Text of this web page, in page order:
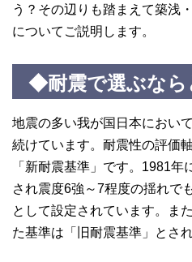
う？その辺りも踏まえて築浅
についてご説明します。
◆耐震で選ぶなら
地震の多い我が国日本におい
続けています。耐震性の評価
「新耐震基準」です。1981
され震度6強～7程度の揺れで
として設定されています。ま
た基準は「旧耐震基準」とさ